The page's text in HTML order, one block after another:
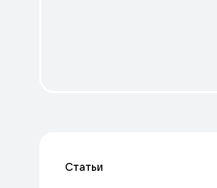
Статьи